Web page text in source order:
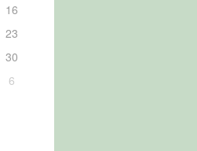
16
23
30
6